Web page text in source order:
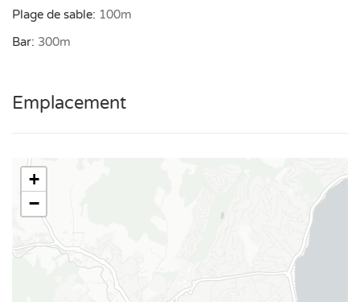
Restaurant
Tennis
Vues
Suppléments
Aspirateur
Lecteur DVD
Machine à expresso
Plage de sable: 100m
Bar: 300m
Emplacement
+
−